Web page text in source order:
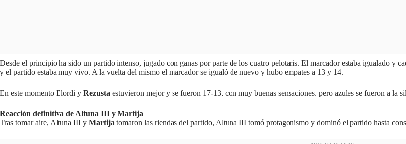
Desde el principio ha sido un partido intenso, jugado con ganas por parte de los cuatro pelotaris. El marcador estaba igualado y
y el partido estaba muy vivo. A la vuelta del mismo el marcador se igualó de nuevo y hubo empates a 13 y 14.
En este momento Elordi y Rezusta estuvieron mejor y se fueron 17-13, con muy buenas sensaciones, pero azules se fueron a la
Reacción definitiva de Altuna III y Martija
Tras tomar aire, Altuna III y Martija tomaron las riendas del partido, Altuna III tomó protagonismo y dominó el partido hasta